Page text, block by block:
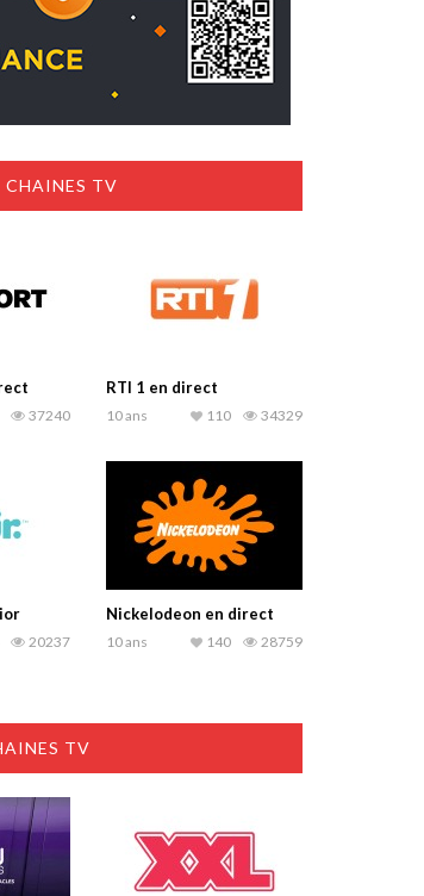
CHAINES TV
37240
RTI 1 en direct
10 ans 34329
110
20237
Nickelodeon en direct
10 ans 28759
140
TV